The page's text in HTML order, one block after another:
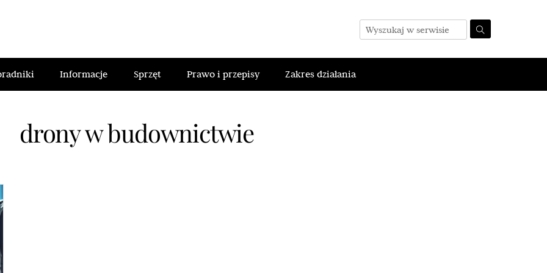
Informacje Sprzęt Prawo i przepisy Zakres działania
drony w budownictwie